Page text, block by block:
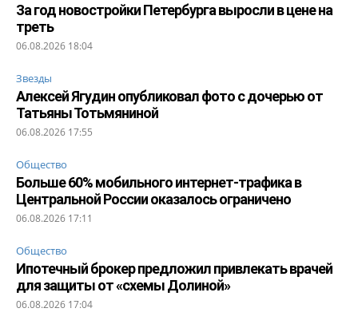
За год новостройки Петербурга выросли в цене на
треть
06.08.2026 18:04
Звезды
Алексей Ягудин опубликовал фото с дочерью от
Татьяны Тотьмяниной
06.08.2026 17:55
Общество
Больше 60% мобильного интернет-трафика в
Центральной России оказалось ограничено
06.08.2026 17:11
Общество
Ипотечный брокер предложил привлекать врачей
для защиты от «схемы Долиной»
06.08.2026 17:04